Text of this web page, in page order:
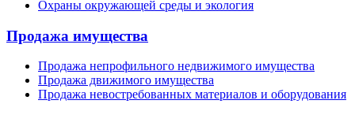
Охраны окружающей среды и экология
Продажа имущества
Продажа непрофильного недвижимого имущества
Продажа движимого имущества
Продажа невостребованных материалов и оборудования